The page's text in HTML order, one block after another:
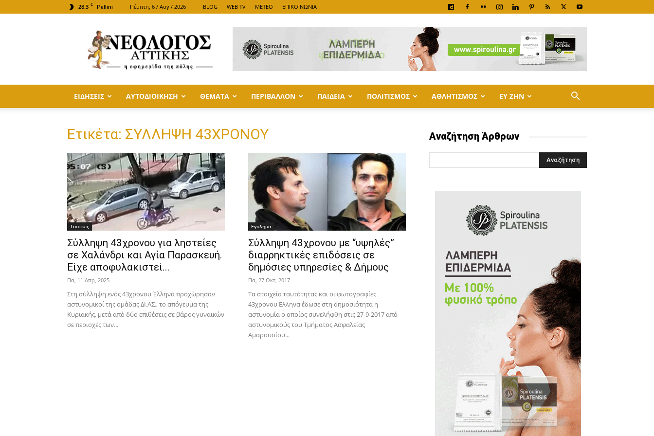
28.3 C Pallini Πέμπτη, 6 / Αυγ / 2026 BLOG WEB TV METEO ΕΠΙΚΟΙΝΩΝΙΑ
ΑΤΤΙΚΗΣ
ΕΙΔΗΣΕΙΣ ΑΥΤΟΔΙΟΙΚΗΣΗ ΘΕΜΑΤΑ ΠΕΡΙΒΑΛΛΟΝ ΠΑΙΔΕΙΑ ΠΟΛΙΤΙΣΜΟΣ ΑΘΛΗΤΙΣΜΟΣ ΕΥ ΖΗΝ
Ετικέτα: ΣΥΛΛΗΨΗ 43ΧΡΟΝΟΥ
Τοπικες
Σύλληψη 43χρονου για ληστείες
σε Χαλάνδρι και Αγία Παρασκευή.
Είχε αποφυλακιστεί...
Πα, 11 Απρ, 2025
Στη σύλληψη ενός 43χρονου Έλληνα προχώρησαν
αστυνομικοί της ομάδας ΔΙ.ΑΣ., το απόγευμα της
Κυριακής, μετά από δύο επιθέσεις σε βάρος γυναικών
σε περιοχές των...
Εγκλημα
Σύλληψη 43χρονου με “υψηλές”
διαρρηκτικές επιδόσεις σε
δημόσιες υπηρεσίες & Δήμους
Πα, 27 Οκτ, 2017
Τα στοιχεία ταυτότητας και οι φωτογραφίες
43χρονου Ελληνα έδωσε στη δημοσιότητα η
αστυνομία ο οποίος συνελήφθη στις 27-9-2017 από
αστυνομικούς του Τμήματος Ασφαλείας
Αμαρουσίου...
Αναζήτηση Άρθρων